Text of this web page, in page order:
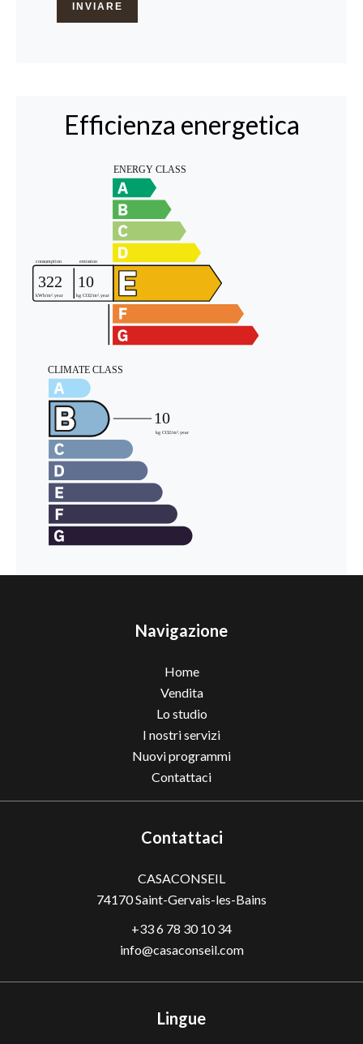
INVIARE
Efficienza energetica
Navigazione
Home
Vendita
Lo studio
I nostri servizi
Nuovi programmi
Contattaci
Contattaci
CASACONSEIL
74170Saint-Gervais-les-Bains
+33 6 78 30 10 34
info@casaconseil.com
Lingue